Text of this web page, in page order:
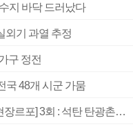
지 바닥 드러났다
외기 과열 추정
구 정전
국 48개 시군 가뭄
[2026 부산청소년극지체험탐험대 현장르포] 3회 : 석탄 탄광촌에서 북극 연구의 중심지로